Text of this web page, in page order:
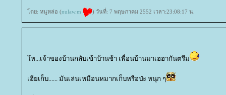
ดย: หนูหล่อ (nulaw.m ) วันที่: 7 พฤษภาคม 2552 เวลา:23:08:17 น.
ห...เจ้าของบ้านกลับเข้าบ้านช้า เพื่อนบ้านมาเฮฮากันตรึม
เฮียเก็บ...... มันเล่นเหมือนหมากเก็บหรือป่ะ หนุก ๆ